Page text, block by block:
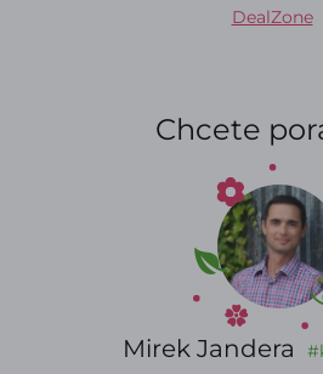
DealZone
Chcete
Mirek Jandera